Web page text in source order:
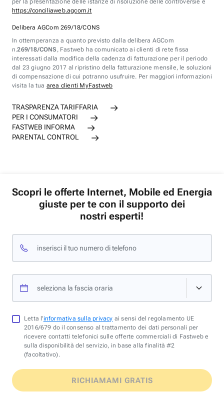
per la presentazione delle istanze di risoluzione delle controversie è
https://conciliaweb.agcom.it
Delibera AGCom 269/18/CONS
In ottemperanza a quanto previsto dalla delibera AGCom
n.269/18/CONS , Fastweb ha comunicato ai clienti di rete fissa
interessati dalla modifica della cadenza di fatturazione per il periodo
dal 23 giugno 2017 al ripristino della fatturazione mensile, le soluzioni
di compensazione di cui potranno usufruire. Per maggiori informazioni
visita la tua area clienti MyFastweb
TRASPARENZA TARIFFARIA
PER I CONSUMATORI
FASTWEB INFORMA
PARENTAL CONTROL
Scopri le offerte Internet, Mobile ed Energia
giuste per te con il supporto dei
nostri esperti!
inserisci il tuo numero di telefono
seleziona la fascia oraria
Letta l'informativa sulla privacy ai sensi del regolamento UE
2016/679 do il consenso al trattamento dei dati personali per
ricevere contatti telefonici sulle offerte commerciali di Fastweb e
sulla disponibilità del servizio, in base alla finalità #2
(facoltativo).
RICHIAMAMI GRATIS